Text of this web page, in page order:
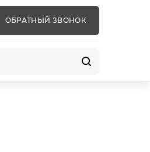
ОБРАТНЫЙ ЗВОНОК